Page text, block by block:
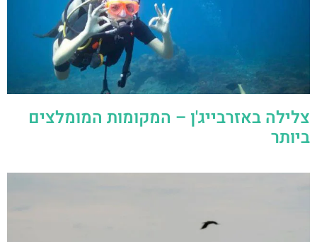
צלילה באזרבייג'ן – המקומות המומלצים
ביותר